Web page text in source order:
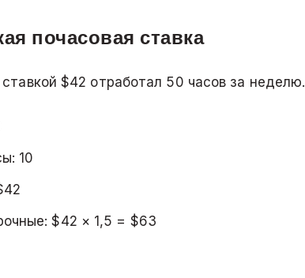
почасовая ставка
$42 отработал 50 часов за неделю.
10
$42 × 1,5 = $63